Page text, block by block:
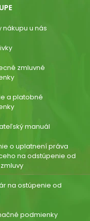
nákupu u nás
zmluvné
a platobné
manuál
o uplatnení práva
na odstúpenie od
na ostúpenie od
podmienky